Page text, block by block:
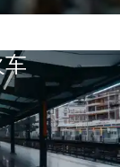
车